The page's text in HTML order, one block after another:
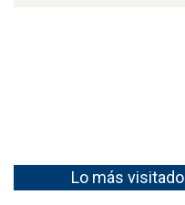
Lo más visitado